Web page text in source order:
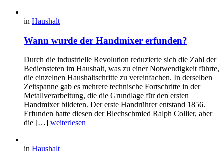
in Haushalt
Wann wurde der Handmixer erfunden?
Durch die industrielle Revolution reduzierte sich die Zahl der
Bediensteten im Haushalt, was zu einer Notwendigkeit führte,
die einzelnen Haushaltschritte zu vereinfachen. In derselben
Zeitspanne gab es mehrere technische Fortschritte in der
Metallverarbeitung, die die Grundlage für den ersten
Handmixer bildeten. Der erste Handrührer entstand 1856.
Erfunden hatte diesen der Blechschmied Ralph Collier, aber
die […] weiterlesen
in Haushalt